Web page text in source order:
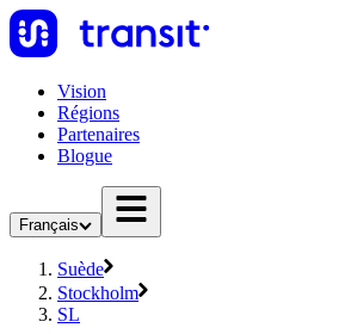
Vision
Régions
Partenaires
Blogue
Français
Suède
Stockholm
SL